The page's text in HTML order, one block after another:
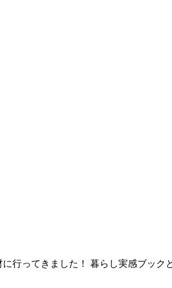
行ってきました！ 暮らし実感ブック